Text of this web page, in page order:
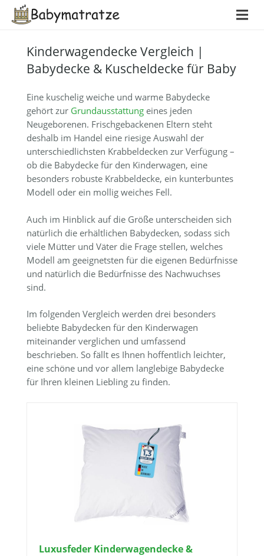
Kinderwagendecke Vergleich |
Babydecke & Kuscheldecke für Baby
Eine kuschelig weiche und warme Babydecke
gehört zur Grundausstattung eines jeden
Neugeborenen. Frischgebackenen Eltern steht
deshalb im Handel eine riesige Auswahl der
unterschiedlichsten Krabbeldecken zur Verfügung –
ob die Babydecke für den Kinderwagen, eine
besonders robuste Krabbeldecke, ein kunterbuntes
Modell oder ein mollig weiches Fell.
Auch im Hinblick auf die Größe unterscheiden sich
natürlich die erhältlichen Babydecken, sodass sich
viele Mütter und Väter die Frage stellen, welches
Modell am geeignetsten für die eigenen Bedürfnisse
und natürlich die Bedürfnisse des Nachwuchses
sind.
Im folgenden Vergleich werden drei besonders
beliebte Babydecken für den Kinderwagen
miteinander verglichen und umfassend
beschrieben. So fällt es Ihnen hoffentlich leichter,
eine schöne und vor allem langlebige Babydecke
für Ihren kleinen Liebling zu finden.
Luxusfeder Kinderwagendecke &